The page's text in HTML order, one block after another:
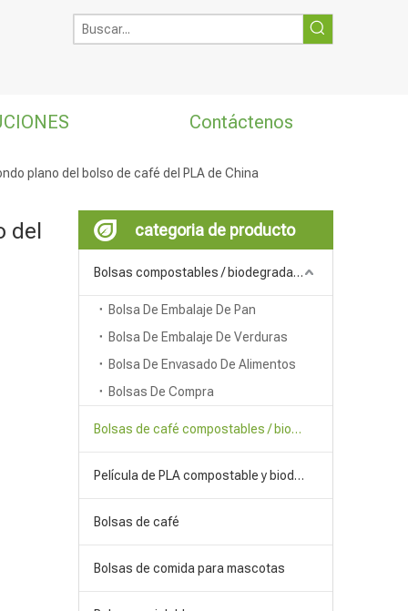
Contáctenos
plano del bolso de café del PLA de China
del
categoria de producto
Bolsas compostables / biodegradables
Bolsa De Embalaje De Pan
Bolsa De Embalaje De Verduras
Bolsa De Envasado De Alimentos
Bolsas De Compra
Bolsas de café compostables / biodegradables
Película de PLA compostable y biodegradable
Bolsas de café
Bolsas de comida para mascotas